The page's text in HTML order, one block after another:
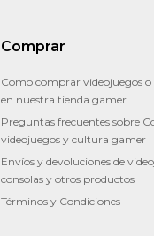
Comprar
Como comprar videojuegos o
en nuestra tienda gamer.
Preguntas frecuentes sobre
videojuegos y cultura gamer
Envíos y devoluciones de
consolas y otros productos
Términos y Condiciones